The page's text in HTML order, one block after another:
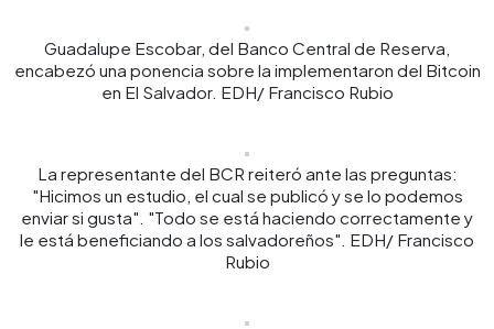
Guadalupe Escobar, del Banco Central de Reserva,
encabezó una ponencia sobre la implementaron del Bitcoin
en El Salvador. EDH/ Francisco Rubio
La representante del BCR reiteró ante las preguntas:
"Hicimos un estudio, el cual se publicó y se lo podemos
enviar si gusta". "Todo se está haciendo correctamente y
le está beneficiando a los salvadoreños". EDH/ Francisco
Rubio